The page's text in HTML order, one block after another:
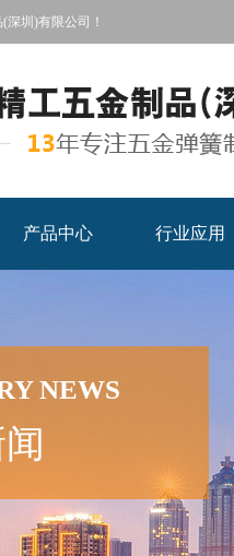
深圳)有限公司！
产品中心 行业应用
NEWS